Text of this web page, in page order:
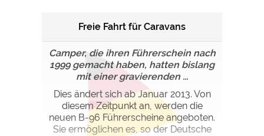
Freie Fahrt für Caravans
Camper, die ihren Führerschein nach
1999 gemacht haben, hatten bislang
mit einer gravierenden ...
Dies ändert sich ab Januar 2013. Von
diesem Zeitpunkt an, werden die
neuen B-96 Führerscheine angeboten.
Sie ermöglichen es, so der Deutsche
Statistiken
Google Analytics https://policies.google.com/privacy
Marketing
https://policies.google.com/privacy
Google AdSense
https://policies.google.com/privacy